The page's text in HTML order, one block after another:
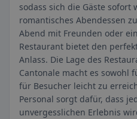
sodass sich die Gäste
romantisches Abendessen
Abend mit Freunden oder
Restaurant bietet den
Anlass. Die Lage des
Cantonale macht es sowohl
für Besucher leicht zu
Personal sorgt dafür, dass
unvergesslichen Erlebnis